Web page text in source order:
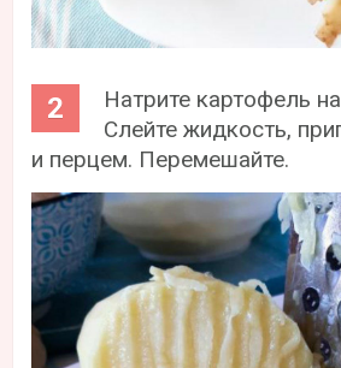
Натрите картофель
Слейте жидкость,
и перцем. Перемешайте.